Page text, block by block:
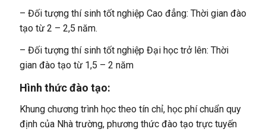
– Đối tượng thí sinh tốt nghiệp Cao đẳng: Thời gian đào
tạo từ 2 – 2,5 năm.
– Đối tượng thí sinh tốt nghiệp Đại học trở lên: Thời
gian đào tạo từ 1,5 – 2 năm
Hình thức đào tạo:
Khung chương trình học theo tín chỉ, học phí chuẩn quy
định của Nhà trường, phương thức đào tạo trực tuyến